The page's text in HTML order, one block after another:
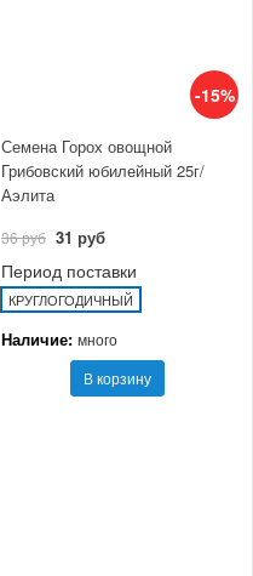
-15%
Семена Горох овощной
Грибовский юбилейный 25г/
Аэлита
36 руб 31 руб
Период поставки
КРУГЛОГОДИЧНЫЙ
Наличие: много
В корзину